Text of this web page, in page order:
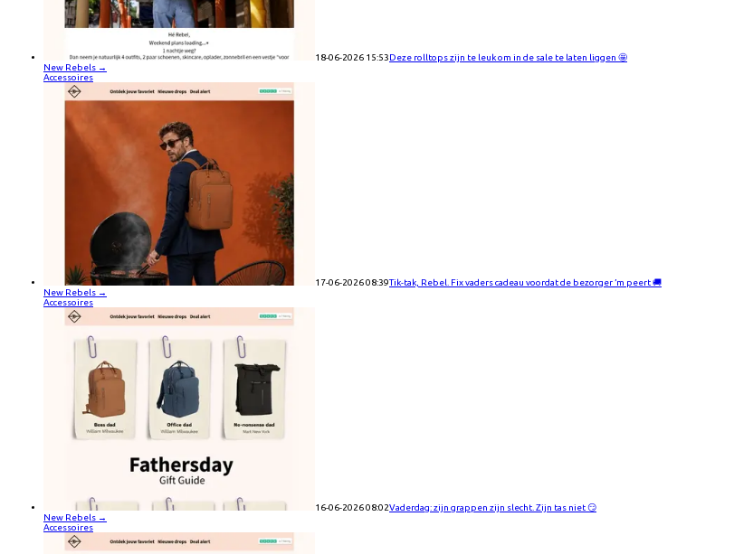
18-06-2026 15:53Deze rolltops zijn te leuk om in de sale te laten liggen 🤩
New Rebels →
Accessoires
17-06-2026 08:39Tik-tak, Rebel. Fix vaders cadeau voordat de bezorger ’m peert 🚚
New Rebels →
Accessoires
16-06-2026 08:02Vaderdag: zijn grappen zijn slecht. Zijn tas niet 😏
New Rebels →
Accessoires